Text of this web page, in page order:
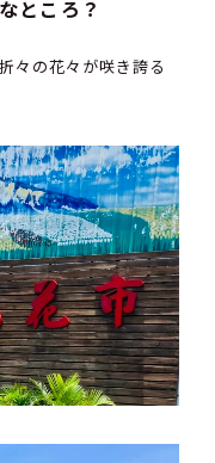
ところ？
々の花々が咲き誇る